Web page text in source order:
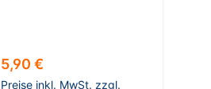
Regulärer Preis:
5,90 €
Preise inkl. MwSt. zzgl.